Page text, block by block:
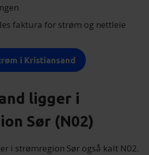
faktura for strøm og nettleie
i Kristiansand
ligger i
Sør (N02)
i strømregion Sør også kalt N02.